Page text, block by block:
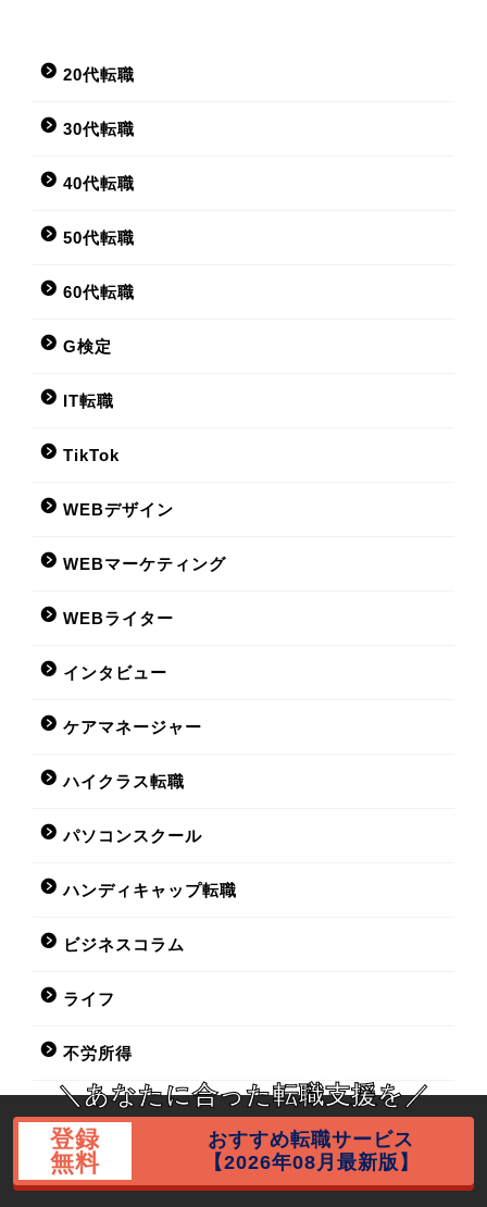
20代転職
30代転職
40代転職
50代転職
60代転職
G検定
IT転職
TikTok
WEBデザイン
WEBマーケティング
WEBライター
インタビュー
ケアマネージャー
ハイクラス転職
パソコンスクール
ハンディキャップ転職
ビジネスコラム
ライフ
不労所得
不動産鑑定士講座
中小企業診断士講座
＼あなたに合った転職支援を／
登録
無料
おすすめ転職サービス
【2026年08月最新版】